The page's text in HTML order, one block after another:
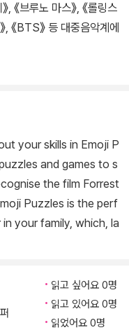
《브루노 마스》, 《롤링스
, 《BTS》 등 대중음악계에
your skills in Emoji P
and games to s
the film Forrest
Puzzles is the perf
your family, which, la
읽고 싶어요 0명
읽고 있어요 0명
읽었어요 0명